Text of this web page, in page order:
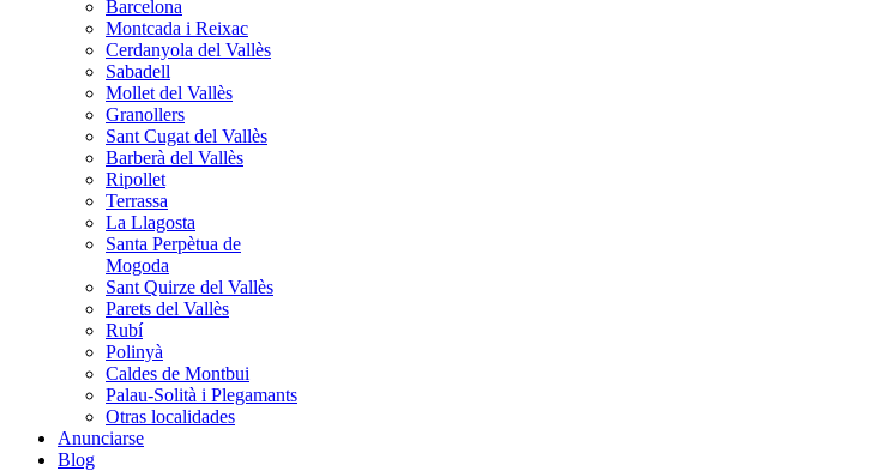
Barcelona
Montcada i Reixac
Cerdanyola del Vallès
Sabadell
Mollet del Vallès
Granollers
Sant Cugat del Vallès
Barberà del Vallès
Ripollet
Terrassa
La Llagosta
Santa Perpètua de
Mogoda
Sant Quirze del Vallès
Parets del Vallès
Rubí
Polinyà
Caldes de Montbui
Palau-Solità i Plegamants
Otras localidades
Anunciarse
Blog